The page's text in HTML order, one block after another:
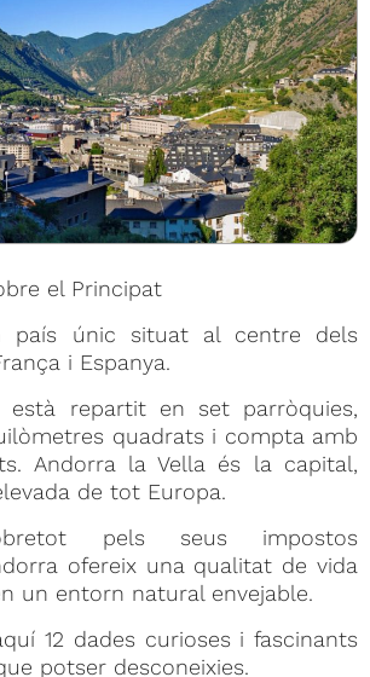
el Principat
país únic situat al centre dels
i Espanya.
repartit en set parròquies,
quadrats i compta amb
Andorra la Vella és la capital,
de tot Europa.
pels seus impostos
ofereix una qualitat de vida
un entorn natural envejable.
12 dades curioses i fascinants
potser desconeixies.